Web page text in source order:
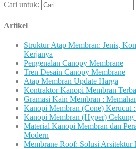
Cari untuk:
Artikel
Struktur Atap Membran: Jenis,
Kerjanya
Pengenalan Canopy Membrane
Tren Desain Canopy Membrane
Atap Membran Update Harga
Kontraktor Kanopi Membran
Gramasi Kain Membran :
Kanopi Membran (Cone) Kerucut
Kanopi Membran (Hyper) Cekung
Material Kanopi Membran dan
Modern
Membrane Roof: Solusi Arsitektur